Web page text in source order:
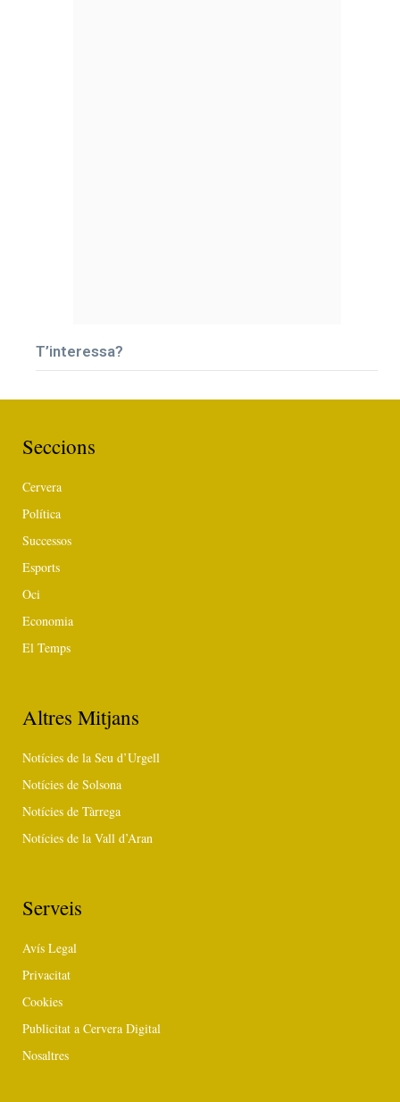
T’interessa?
Seccions
Cervera
Política
Successos
Esports
Oci
Economia
El Temps
Altres Mitjans
Notícies de la Seu d’Urgell
Notícies de Solsona
Notícies de Tàrrega
Notícies de la Vall d’Aran
Serveis
Avís Legal
Privacitat
Cookies
Publicitat a Cervera Digital
Nosaltres